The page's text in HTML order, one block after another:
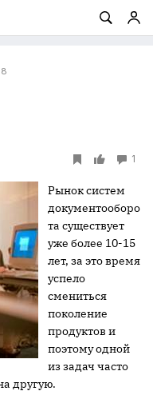
1
Рынок систем
документооборо
та существует
уже более 10-15
лет, за это время
успело
смениться
поколение
продуктов и
поэтому одной
из задач часто
другую.